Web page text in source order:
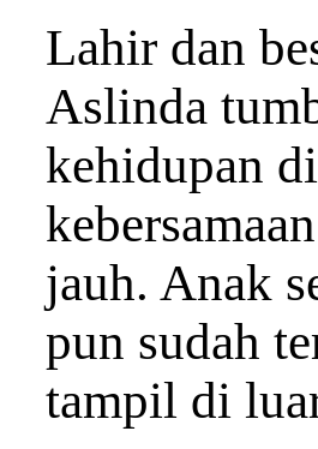
Lahir dan
Aslinda
kehidupan
jauh. Anak
pun sudah
tampil di